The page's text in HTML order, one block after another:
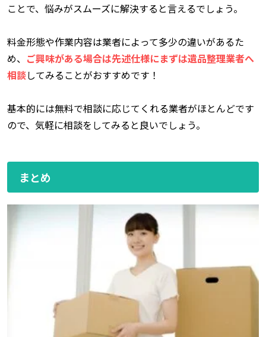
ことで、悩みがスムーズに解決すると言えるでしょう。
料金形態や作業内容は業者によって多少の違いがあるた
め、 ご興味がある場合は先述仕様にまずは遺品整理業者へ
相談してみることがおすすめです！
基本的には無料で相談に応じてくれる業者がほとんどです
ので、気軽に相談をしてみると良いでしょう。
まとめ